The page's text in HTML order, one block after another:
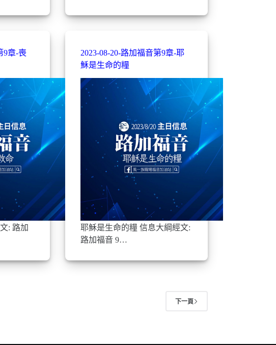
9章-喪
: 路加
2023-08-20-路加福音第9章-耶
穌是生命的糧
耶穌是生命的糧 信息大綱經文:
路加福音 9…
下一頁